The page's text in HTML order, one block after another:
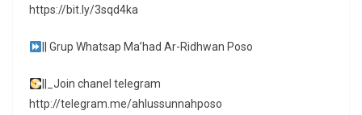
https://bit.ly/3sqd4ka
|| Grup Whatsap Ma’had Ar-Ridhwan Poso
||_Join chanel telegram
http://telegram.me/ahlussunnahposo